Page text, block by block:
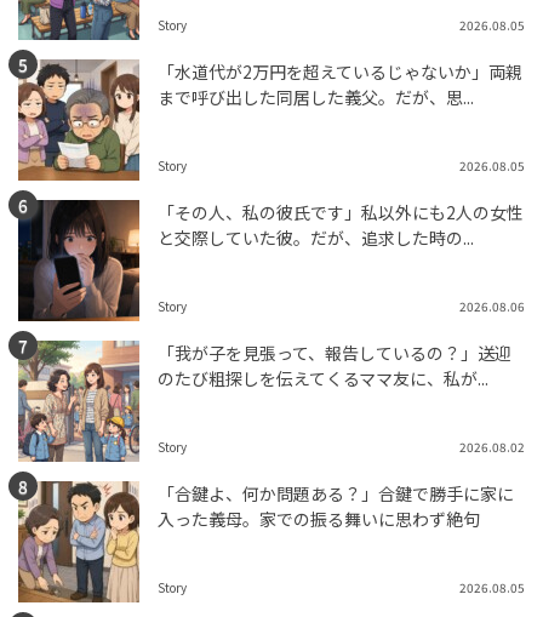
Story 2026.08.05
「水道代が2万円を超えているじゃないか」両親
まで呼び出した同居した義父。だが、思...
Story 2026.08.05
「その人、私の彼氏です」私以外にも2人の女性
と交際していた彼。だが、追求した時の...
Story 2026.08.06
「我が子を見張って、報告しているの？」送迎
のたび粗探しを伝えてくるママ友に、私が...
Story 2026.08.02
「合鍵よ、何か問題ある？」合鍵で勝手に家に
入った義母。家での振る舞いに思わず絶句
Story 2026.08.05